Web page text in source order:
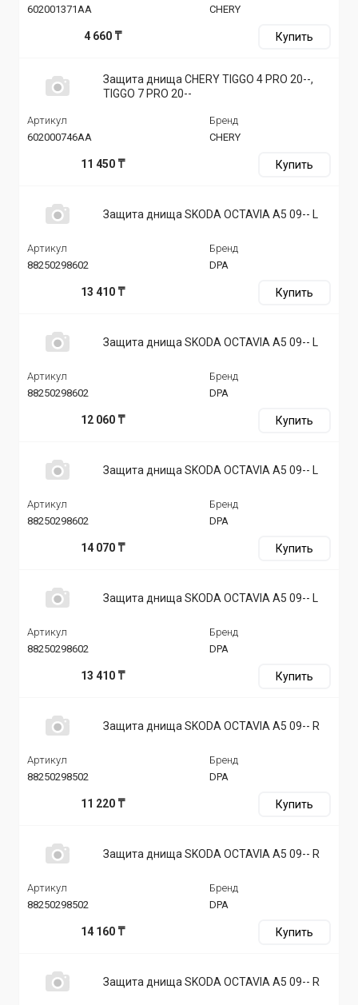
602001371AA
CHERY
4 660 ₸ Купить
Защита днища CHERY TIGGO 4 PRO 20--,
TIGGO 7 PRO 20--
Артикул
602000746AA
Бренд
CHERY
11 450 ₸ Купить
Защита днища SKODA OCTAVIA A5 09-- L
Артикул
88250298602
Бренд
DPA
13 410 ₸ Купить
Защита днища SKODA OCTAVIA A5 09-- L
Артикул
88250298602
Бренд
DPA
12 060 ₸ Купить
Защита днища SKODA OCTAVIA A5 09-- L
Артикул
88250298602
Бренд
DPA
14 070 ₸ Купить
Защита днища SKODA OCTAVIA A5 09-- L
Артикул
88250298602
Бренд
DPA
13 410 ₸ Купить
Защита днища SKODA OCTAVIA A5 09-- R
Артикул
88250298502
Бренд
DPA
11 220 ₸ Купить
Защита днища SKODA OCTAVIA A5 09-- R
Артикул
88250298502
Бренд
DPA
14 160 ₸ Купить
Защита днища SKODA OCTAVIA A5 09-- R